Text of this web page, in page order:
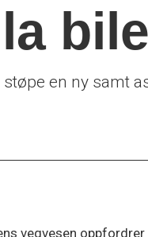
en ny samt
vegvesen